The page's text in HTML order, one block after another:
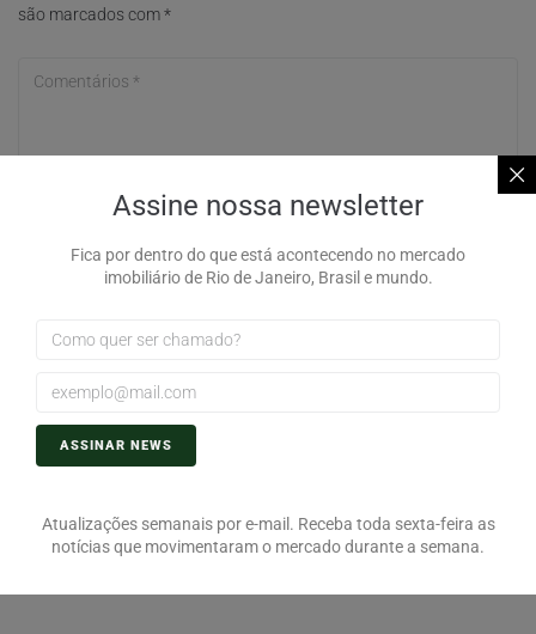
são marcados com*
Assine nossa newsletter
Fica por dentro do que está acontecendo no mercado
imobiliário de Rio de Janeiro, Brasil e mundo.
ASSINAR NEWS
Atualizações semanais por e-mail. Receba toda sexta-feira as
notícias que movimentaram o mercado durante a semana.